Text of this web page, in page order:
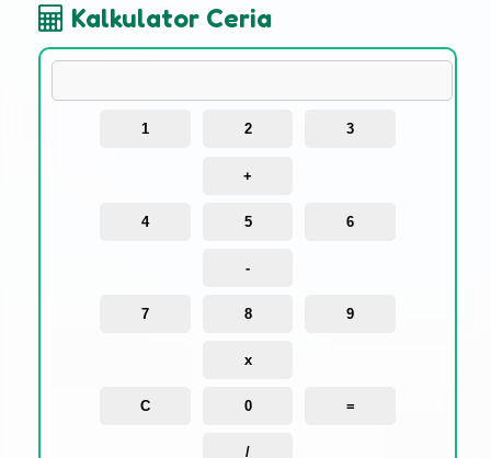
Kalkulator Ceria
1 2 3
+
4 5 6
-
7 8 9
x
C 0 =
/